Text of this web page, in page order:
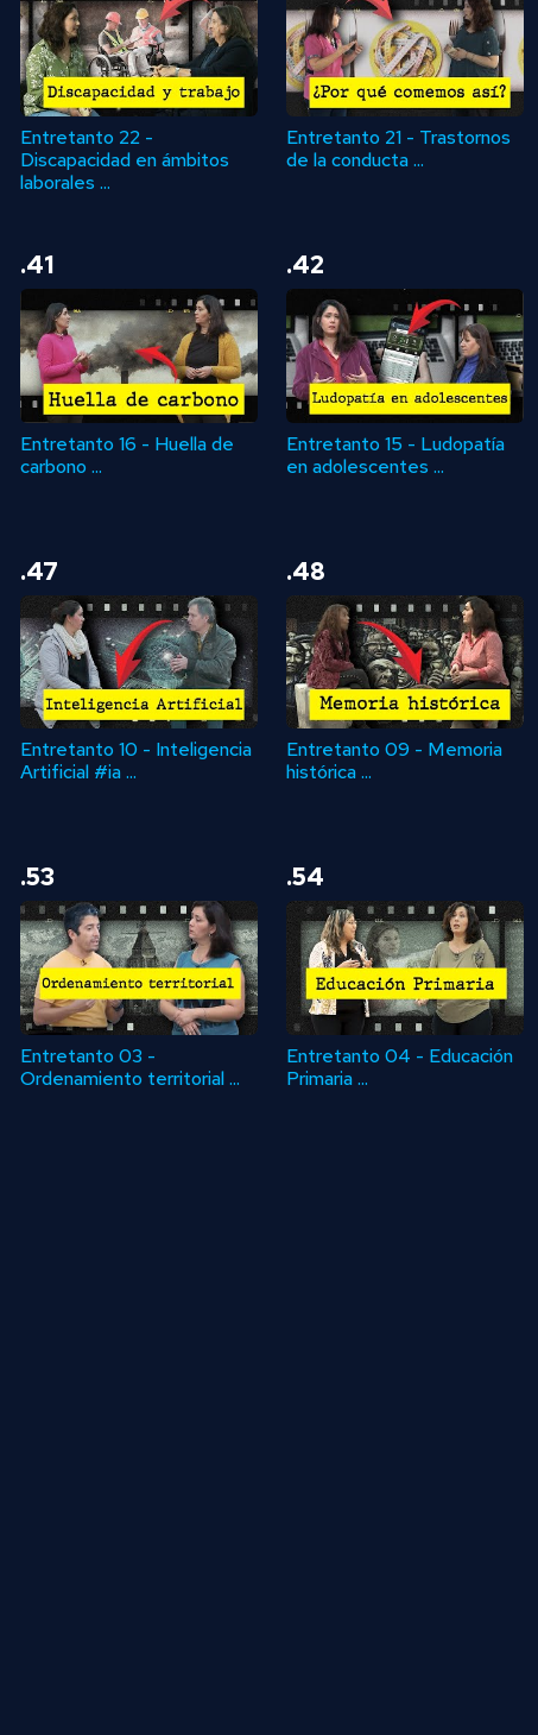
Entretanto 22 -
Discapacidad en ámbitos
laborales ...
Entretanto 21 - Trastornos
de la conducta ...
.41
Entretanto 16 - Huella de
carbono ...
.42
Entretanto 15 - Ludopatía
en adolescentes ...
.47
Entretanto 10 - Inteligencia
Artificial #ia ...
.48
Entretanto 09 - Memoria
histórica ...
.53
Entretanto 03 -
Ordenamiento territorial ...
.54
Entretanto 04 - Educación
Primaria ...